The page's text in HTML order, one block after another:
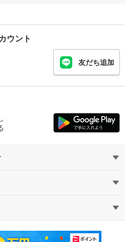
ウント
友だち追加
中古マンション
教えて！住まいの先生